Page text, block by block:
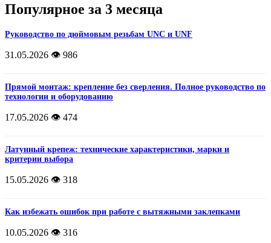
Популярное за 3 месяца
Руководство по дюймовым резьбам UNC и UNF
31.05.2026 👁️ 986
Прямой монтаж: крепление без сверления. Полное руководство по
технологии и оборудованию
17.05.2026 👁️ 474
Латунный крепеж: технические характеристики, марки и
критерии выбора
15.05.2026 👁️ 318
Как избежать ошибок при работе с вытяжными заклепками
10.05.2026 👁️ 316